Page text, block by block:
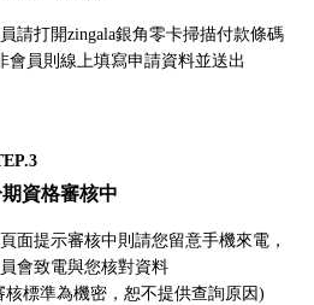
請打開zingala銀角零卡掃描付款條碼
會員則線上填寫申請資料並送出
資格審核中
面提示審核中則請您留意手機來電，
會致電與您核對資料
核標準為機密，恕不提供查詢原因)